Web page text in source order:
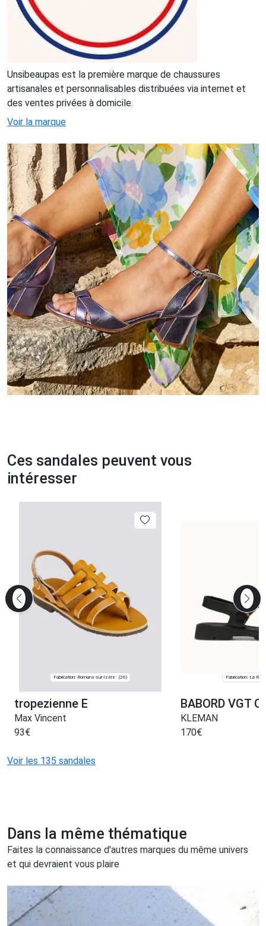
Unsibeaupas est la première marque de chaussures
artisanales et personnalisables distribuées via internet et
des ventes privées à domicile.
Voir la marque
Ces sandales peuvent vous
intéresser
Fabrication: Romans-sur-Isère (26)
tropezienne E
Max Vincent
93€
Fabrication: La
BABORD VGT
KLEMAN
170€
Voir les 135 sandales
Dans la même thématique
Faites la connaissance d'autres marques du même univers
et qui devraient vous plaire